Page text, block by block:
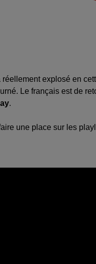
réellement explosé en
Le français est de
.
une place sur les